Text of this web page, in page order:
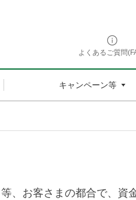
よくあるご質問
キャンペーン等
、お客さまの都合で、資